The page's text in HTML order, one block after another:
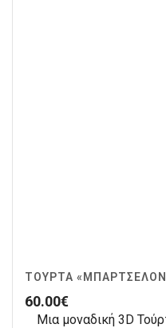
ΤΟΎΡΤΑ
60.00€
Μια μοναδική 3D